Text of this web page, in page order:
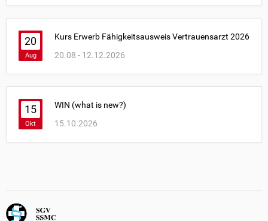
20
Aug
Kurs Erwerb Fähigkeitsausweis Vertrauensarzt 2026
20.08 - 12.12.2026
15
Okt
WIN (what is new?)
15.10.2026